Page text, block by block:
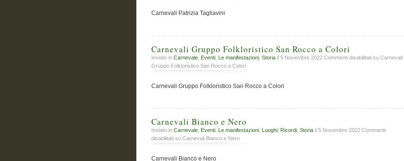
Carnevali Patrizia Tagliavini
Carnevali Gruppo Folkloristico San Rocco a Colori
Inviato in Carnevale Eventi Le manifestazioni Storia il 5 Novembre 2022 Commenti disabilitati su Carnevali
Gruppo Folkloristico San Rocco a Colori
Carnevali Gruppo Folkloristico San Rocco a Colori
Carnevali Bianco e Nero
Inviato in Carnevale Eventi Le manifestazioni Luoghi Ricordi Storia il 5 Novembre 2022 Commenti
disabilitati su Carnevali Bianco e Nero
Carnevali Bianco e Nero